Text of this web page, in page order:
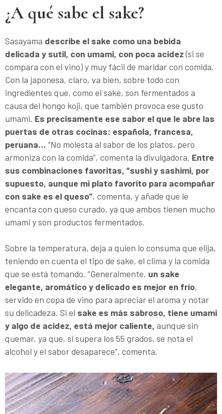
¿A qué sabe el sake?
Sasayama describe el sake como una bebida
delicada y sutil, con umami, con poca acidez(si se
compara con el vino) y muy fácil de maridar con comida.
Con la japonesa, claro, va bien, sobre todo con
ingredientes que, como el sake, son fermentados a
causa del hongo koji, que también provoca ese gusto
umami. Es precisamente ese sabor el que le abre las
puertas de otras cocinas: española, francesa,
peruana… “No molesta al sabor de los platos, pero
armoniza con la comida”, comenta la divulgadora. Entre
sus combinaciones favoritas, “sushi y sashimi, por
supuesto, aunque mi plato favorito para acompañar
con sake es el queso”, comenta, y añade que le
encanta con queso curado, ya que ambos tienen mucho
umami y son productos fermentados.
Sobre la temperatura, deja a quien lo consuma que elija,
teniendo en cuenta el tipo de sake, el clima y la comida
que se está tomando. “Generalmente, un sake
elegante, aromático y delicado es mejor en frío,
servido en copa de vino para apreciar el aroma y notar
su delicadeza. Si el sake es más sabroso, tiene umami
y algo de acidez, está mejor caliente, aunque sin
quemar, ya que, si supera los 55 grados, se nota el
alcohol y el sabor desaparece”, comenta.